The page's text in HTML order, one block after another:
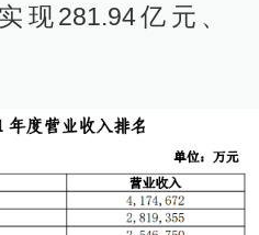
现281.94亿元、